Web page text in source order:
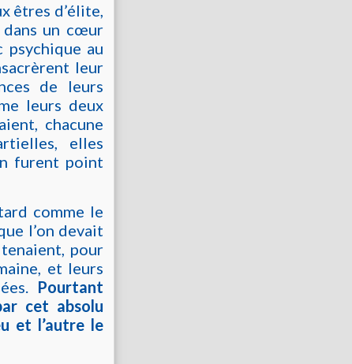
êtres d’élite,
dans un cœur
psychique au
leur
de leurs
leurs deux
chacune
elles
furent point
comme le
l’on devait
pour
et leurs
Pourtant
cet absolu
et l’autre le